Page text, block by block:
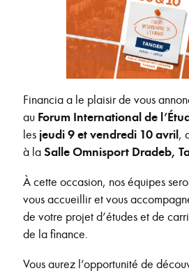
Financia a le plaisir de vous
au Forum International de
les jeudi 9 et vendredi 10 avril,
à laSalle Omnisport Dradeb,
À cette occasion, nos équipes
vous accueillir et vous
de votre projet d’études et de
de la finance.
Vous aurez l’opportunité de